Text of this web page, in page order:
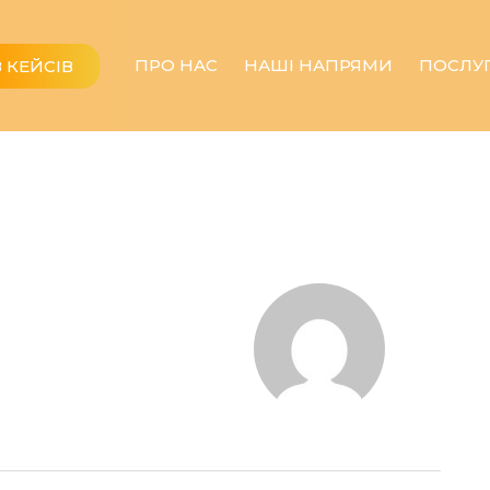
ПРО НАС НАШІ НАПРЯМИ